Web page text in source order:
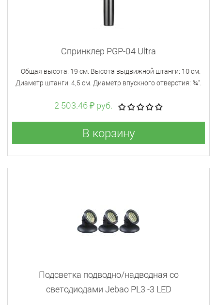
Спринклер PGP-04 Ultra
Общая высота: 19 см. Высота выдвижной штанги: 10 см.
Диаметр штанги: 4,5 см. Диаметр впускного отверстия: ¾".
2 503.46 ₽ руб.
В корзину
Подсветка подводно/надводная со
светодиодами Jebao PL3 -3 LED